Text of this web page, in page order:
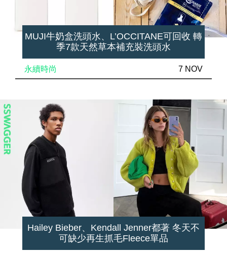
MUJI牛奶盒洗頭水、L’OCCITANE可回收 轉
季7款天然草本補充裝洗頭水
永續時尚 7 NOV
Hailey Bieber、Kendall Jenner都著 冬天不
可缺少再生抓毛Fleece單品